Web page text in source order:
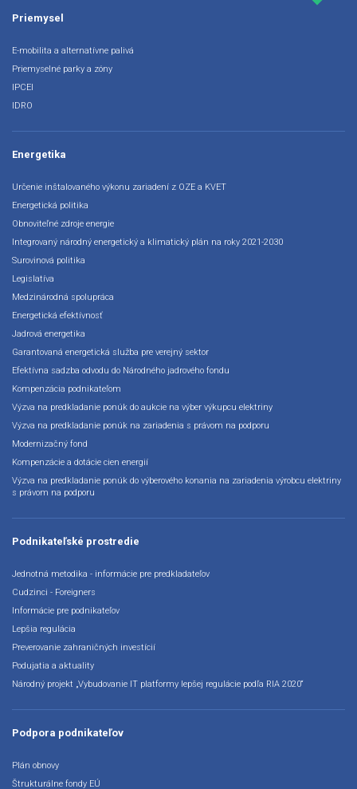
Priemysel
E-mobilita a alternatívne palivá
Priemyselné parky a zóny
IPCEI
IDRO
Energetika
Určenie inštalovaného výkonu zariadení z OZE a KVET
Energetická politika
Obnoviteľné zdroje energie
Integrovaný národný energetický a klimatický plán na roky 2021-2030
Surovinová politika
Legislatíva
Medzinárodná spolupráca
Energetická efektívnosť
Jadrová energetika
Garantovaná energetická služba pre verejný sektor
Efektívna sadzba odvodu do Národného jadrového fondu
Kompenzácia podnikateľom
Výzva na predkladanie ponúk do aukcie na výber výkupcu elektriny
Výzva na predkladanie ponúk na zariadenia s právom na podporu
Modernizačný fond
Kompenzácie a dotácie cien energií
Výzva na predkladanie ponúk do výberového konania na zariadenia výrobcu elektriny
s právom na podporu
Podnikateľské prostredie
Jednotná metodika - informácie pre predkladateľov
Cudzinci - Foreigners
Informácie pre podnikateľov
Lepšia regulácia
Preverovanie zahraničných investícií
Podujatia a aktuality
Národný projekt „Vybudovanie IT platformy lepšej regulácie podľa RIA 2020“
Podpora podnikateľov
Plán obnovy
Štrukturálne fondy EÚ